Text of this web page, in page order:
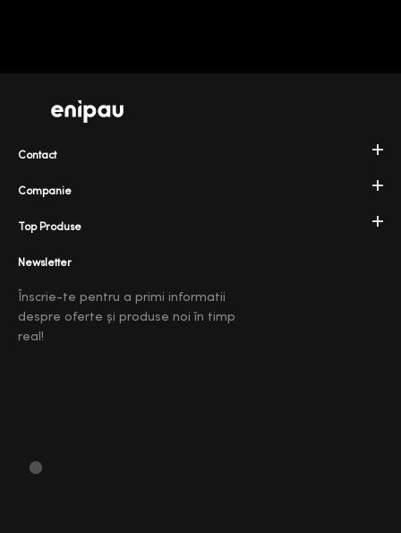
Companie
Top Produse
Contact
Newsletter
Înscrie-te pentru a primi informatii
despre oferte și produse noi în timp
real!